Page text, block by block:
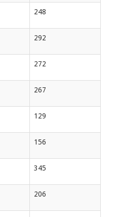
248
292
272
267
129
156
345
206